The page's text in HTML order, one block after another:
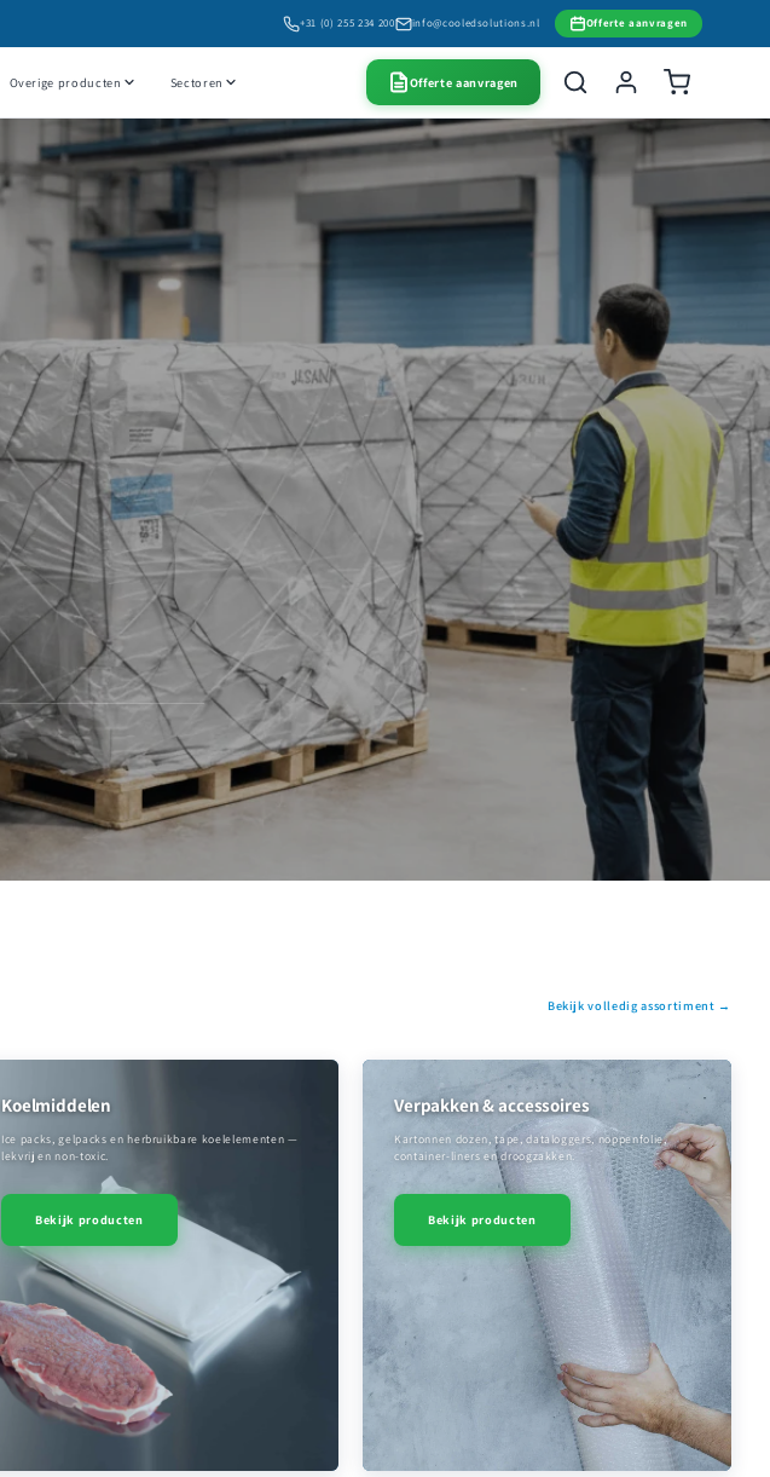
+31 (0) 255 234 200 info@cooledsolutions.nl Offerte aanvragen
Overige producten Sectoren Offerte aanvragen
Bekijk volledig assortiment →
Koelmiddelen
Ice packs, gelpacks en herbruikbare koelelementen —
lekvrij en non-toxic.
Bekijk producten
Verpakken & accessoires
Kartonnen dozen, tape, dataloggers, noppenfolie,
container-liners en droogzakken.
Bekijk producten